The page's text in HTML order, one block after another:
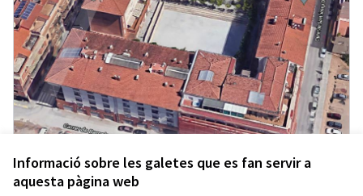
Informació sobre les galetes que es fan servir a
aquesta pàgina web